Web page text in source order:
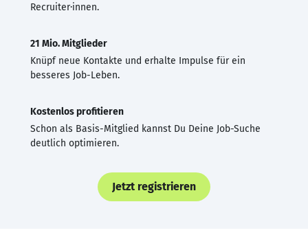
Recruiter·innen.
21 Mio. Mitglieder
Knüpf neue Kontakte und erhalte Impulse für ein
besseres Job-Leben.
Kostenlos profitieren
Schon als Basis-Mitglied kannst Du Deine Job-Suche
deutlich optimieren.
Jetzt registrieren